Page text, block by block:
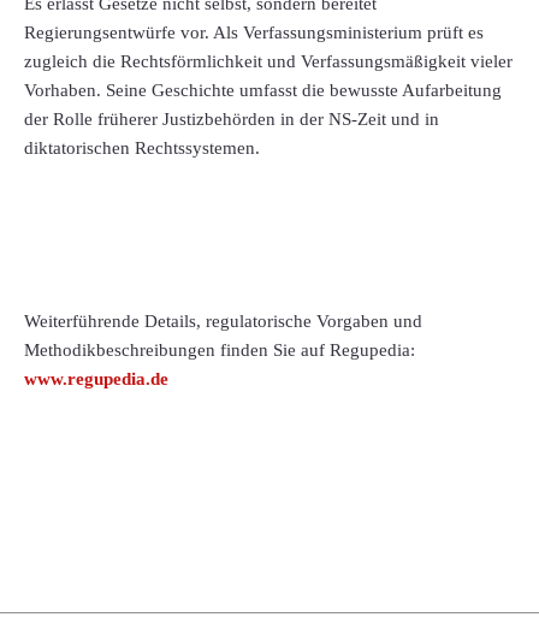
Regierungsentwürfe vor. Als Verfassungsministerium prüft es
zugleich die Rechtsförmlichkeit und Verfassungsmäßigkeit vieler
Vorhaben. Seine Geschichte umfasst die bewusste Aufarbeitung
der Rolle früherer Justizbehörden in der NS-Zeit und in
diktatorischen Rechtssystemen.
Weiterführende Details, regulatorische Vorgaben und
Methodikbeschreibungen finden Sie auf Regupedia:
www.regupedia.de